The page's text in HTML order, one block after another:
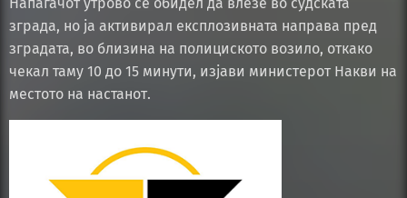
зграда, но ја активирал експлозивната направа пред
зградата, во близина на полициското возило, откако
чекал таму 10 до 15 минути, изјави министерот Накви на
местото на настанот.